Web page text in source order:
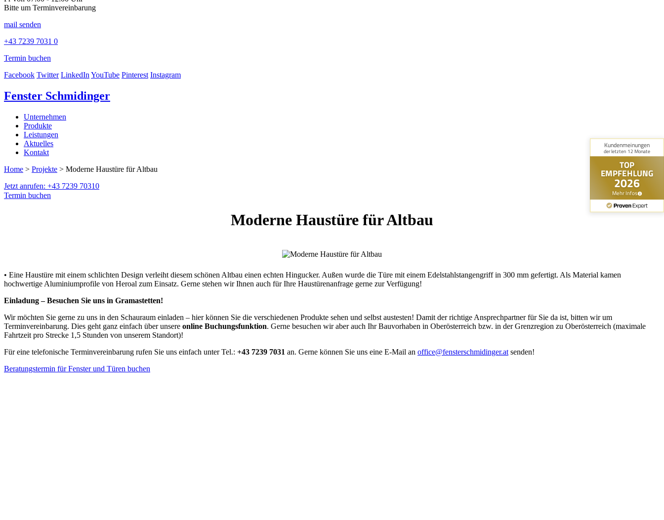
Bitte um Terminvereinbarung
mail senden
+43 7239 7031 0
Termin buchen
Facebook Twitter LinkedInYouTube Pinterest Instagram
Fenster Schmidinger
Unternehmen
Produkte
Leistungen
Aktuelles
Kontakt
Home > Projekte > Moderne Haustüre für Altbau
Jetzt anrufen: +43 7239 70310
Termin buchen
Moderne Haustüre für Altbau
• Eine Haustüre mit einem schlichten Design verleiht diesem schönen Altbau einen echten Hingucker. Außen wurde die Türe mit einem Edelstahlstangengriff in 300 mm gefertigt. Als Material kamen
hochwertige Aluminiumprofile von Heroal zum Einsatz. Gerne stehen wir Ihnen auch für Ihre Haustürenanfrage gerne zur Verfügung!
Einladung – Besuchen Sie uns in Gramastetten!
Wir möchten Sie gerne zu uns in den Schauraum einladen – hier können Sie die verschiedenen Produkte sehen und selbst austesten! Damit der richtige Ansprechpartner für Sie da ist, bitten wir um
Terminvereinbarung. Dies geht ganz einfach über unsere online Buchungsfunktion. Gerne besuchen wir aber auch Ihr Bauvorhaben in Oberösterreich bzw. in der Grenzregion zu Oberösterreich (maximale
Fahrtzeit pro Strecke 1,5 Stunden von unserem Standort)!
Für eine telefonische Terminvereinbarung rufen Sie uns einfach unter Tel.: +43 7239 7031 an. Gerne können Sie uns eine E-Mail an office@fensterschmidinger.at senden!
Beratungstermin für Fenster und Türen buchen